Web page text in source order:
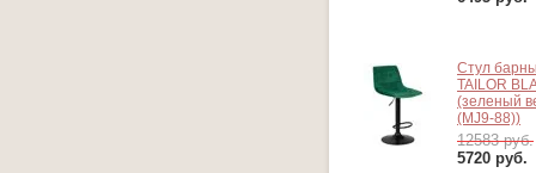
Стул
TAILOR
(зеленый
(MJ9-88))
12583 руб.
5720 руб.